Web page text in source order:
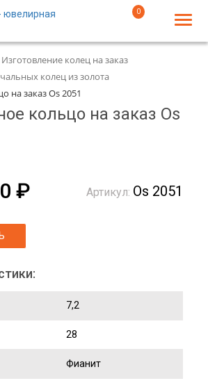
0
Изготовление колец на заказ
колец из золота
на заказ Os 2051
кольцо на заказ Os
₽ Артикул: Os 2051
7,2
28
Фианит